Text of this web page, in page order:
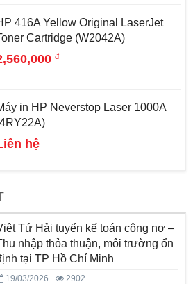
416A Yellow Original LaserJet
Cartridge (W2042A)
đ
in HP Neverstop Laser 1000A
hệ
Tứ Hải tuyển kế toán công nợ –
nhập thỏa thuận, môi trường ổn
tại TP Hồ Chí Minh
19/03/2026 2902